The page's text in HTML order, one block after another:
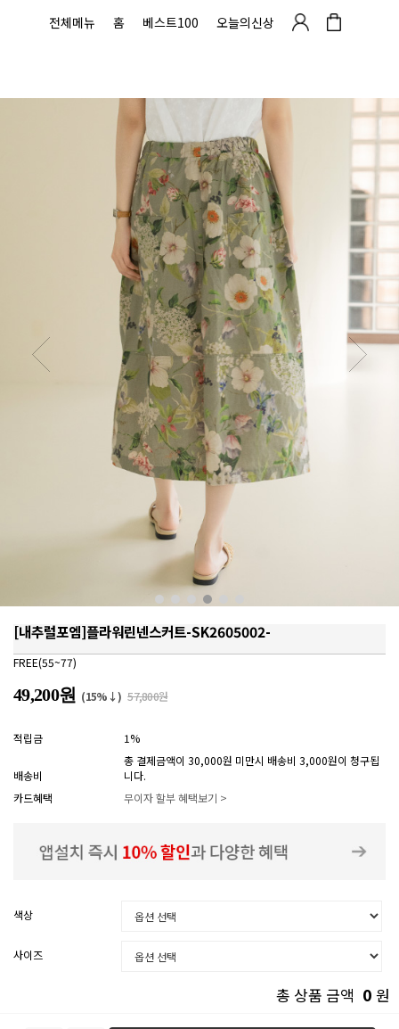
전체메뉴 홈 베스트100 오늘의신상
[내추럴포엠]플라워린넨스커트-SK2605002-
FREE(55~77)
49,200원 (15%↓) 57,800원
적립금 1%
배송비
총 결제금액이 30,000원 미만시 배송비 3,000원이 청구됩
니다.
카드혜택
무이자 할부 혜택보기 >
색상
사이즈
총 상품 금액 0 원